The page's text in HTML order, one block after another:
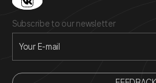
Subscribe to our newsletter